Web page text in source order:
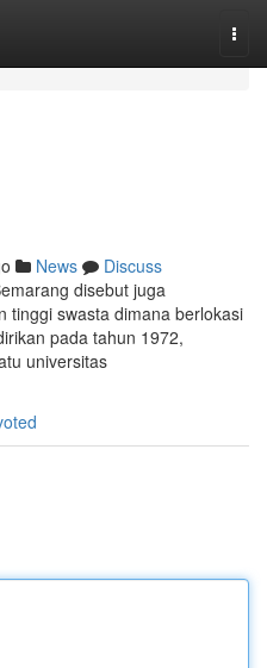
News
Discuss
disebut juga
tinggi swasta dimana berlokasi
pada tahun 1972,
universitas